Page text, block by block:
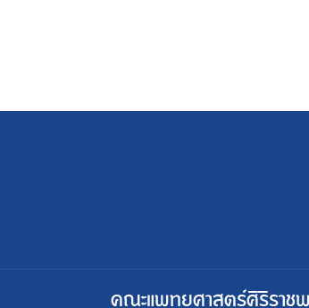
คณะแพทยศาสตร์ศิริราช